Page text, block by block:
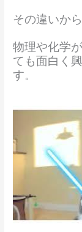
その違いか
物理や化学
ても面白く
す。